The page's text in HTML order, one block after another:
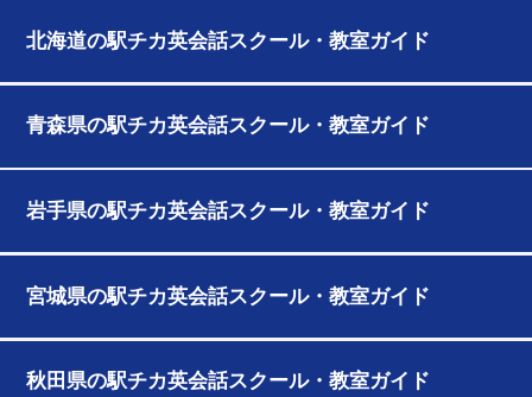
北海道の駅チカ英会話スクール・教室ガイド
青森県の駅チカ英会話スクール・教室ガイド
岩手県の駅チカ英会話スクール・教室ガイド
宮城県の駅チカ英会話スクール・教室ガイド
秋田県の駅チカ英会話スクール・教室ガイド